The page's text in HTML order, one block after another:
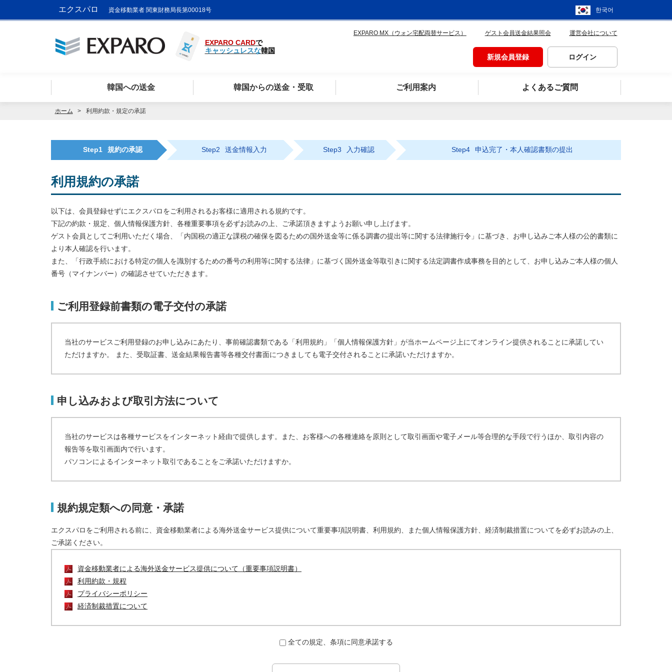
エクスパロ 資金移動業者 関東財務局長第00018号 한국어
EXPARO CARDで
キャッシュレスな韓国
EXPARO MX（ウォン宅配両替サービス） ゲスト会員送金結果照会 運営会社について
新規会員登録 ログイン
韓国への送金 韓国からの送金・受取 ご利用案内 よくあるご質問
ホーム 利用約款・規定の承諾
Step1 規約の承認 Step2 送金情報入力 Step3 入力確認 Step4 申込完了・本人確認書類の提出
利用規約の承諾
以下は、会員登録せずにエクスパロをご利用されるお客様に適用される規約です。
下記の約款・規定、個人情報保護方針、各種重要事項を必ずお読みの上、ご承諾頂きますようお願い申し上げます。
ゲスト会員としてご利用いただく場合、「内国税の適正な課税の確保を図るための国外送金等に係る調書の提出等に関する法律施行令」に基づき、お申し込みご本人様の公的書類に
より本人確認を行います。
また、「行政手続における特定の個人を識別するための番号の利用等に関する法律」に基づく国外送金等取引きに関する法定調書作成事務を目的として、お申し込みご本人様の個人
番号（マイナンバー）の確認させていただきます。
ご利用登録前書類の電子交付の承諾
当社のサービスご利用登録のお申し込みにあたり、事前確認書類である「利用規約」「個人情報保護方針」が当ホームページ上にてオンライン提供されることに承諾してい
ただけますか。 また、受取証書、送金結果報告書等各種交付書面につきましても電子交付されることに承諾いただけますか。
申し込みおよび取引方法について
当社のサービスは各種サービスをインターネット経由で提供します。また、お客様への各種連絡を原則として取引画面や電子メール等合理的な手段で行うほか、取引内容の
報告等を取引画面内で行います。
パソコンによるインターネット取引であることをご承諾いただけますか。
規約規定類への同意・承諾
エクスパロをご利用される前に、資金移動業者による海外送金サービス提供について重要事項説明書、利用規約、また個人情報保護方針、経済制裁措置についてを必ずお読みの上、
ご承諾ください。
資金移動業者による海外送金サービス提供について（重要事項説明書）
利用約款・規程
プライバシーポリシー
経済制裁措置について
全ての規定、条項に同意承諾する